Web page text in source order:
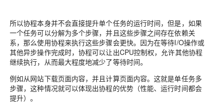
所以协程本身并不会直接提升单个任务的运行时间，但是，如果
一个任务可以分解为多个步骤，并且这些步骤之间存在依赖关
系，那么使用协程来执行这些步骤会更快。因为在等待I/O操作或
其他异步操作完成时，协程可以让出CPU控制权，允许其他协程
继续执行，从而最大程度地减少了等待时间。
例如从网站下载页面内容，并且计算页面内容。这就是单任务多
步骤，这种情况就可以体现出协程的优势（性能、运行时间都会
提升）。